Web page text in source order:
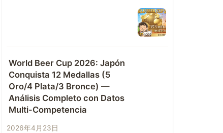
World Beer Cup 2026: Japón
Conquista 12 Medallas (5
Oro/4 Plata/3 Bronce) —
Análisis Completo con Datos
Multi-Competencia
2026年4月23日